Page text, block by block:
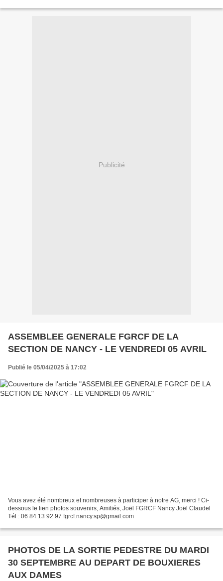
Publicité
ASSEMBLEE GENERALE FGRCF DE LA
SECTION DE NANCY - LE VENDREDI 05 AVRIL
Publié le 05/04/2025 à 17:02
Vous avez été nombreux et nombreuses à participer à notre AG, merci ! Ci-
dessous le lien photos souvenirs, Amitiés, Joël FGRCF Nancy Joël Claudel
Tél : 06 84 13 92 97 fgrcf.nancy.sp@gmail.com
PHOTOS DE LA SORTIE PEDESTRE DU MARDI
30 SEPTEMBRE AU DEPART DE BOUXIERES
AUX DAMES